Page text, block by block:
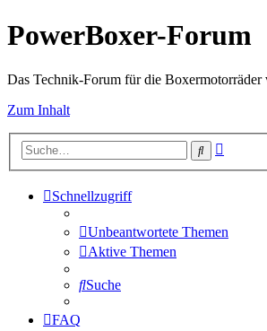
PowerBoxer-Forum
Das Technik-Forum für die
Zum Inhalt
Suche
Schnellzugriff
Unbeantwortete Themen
Aktive Themen
Suche
FAQ